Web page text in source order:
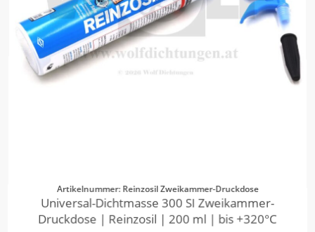
Universal-Dichtmasse 300 SI Zweikammer-
Druckdose | Reinzosil | 200 ml | bis +320°C